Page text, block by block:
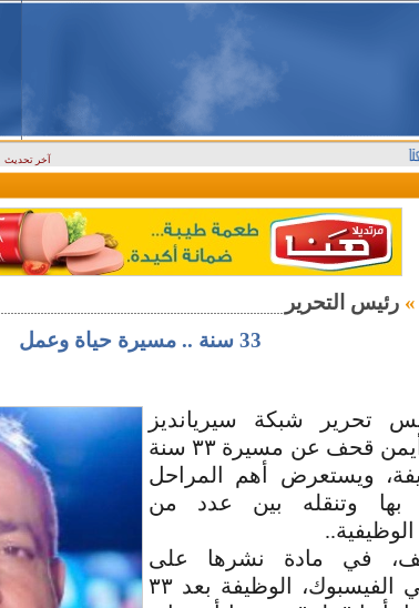
آخر تحديث
»
33 سنة .. مسيرة حياة وعمل
تحرير شبكة سيريانديز
الإعلامية أيمن قحف عن مسيرة ٣٣ سنة
ويستعرض أهم المراحل
بها وتنقله بين عدد من
في مادة نشرها على
صفحته في الفيسبوك، الوظيفة بعد ٣٣